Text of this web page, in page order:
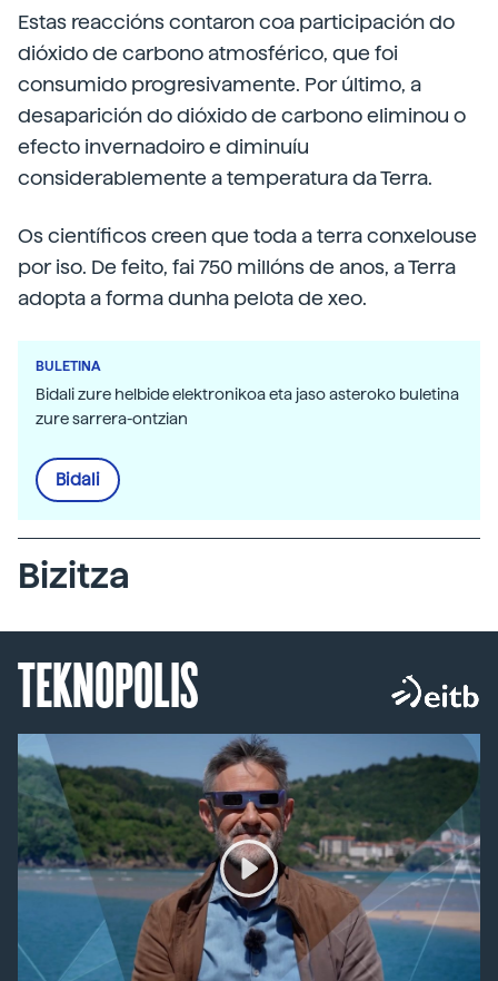
Estas reaccións contaron coa participación do
dióxido de carbono atmosférico, que foi
consumido progresivamente. Por último, a
desaparición do dióxido de carbono eliminou o
efecto invernadoiro e diminuíu
considerablemente a temperatura da Terra.
Os científicos creen que toda a terra conxelouse
por iso. De feito, fai 750 millóns de anos, a Terra
adopta a forma dunha pelota de xeo.
BULETINA
Bidali zure helbide elektronikoa eta jaso asteroko buletina
zure sarrera-ontzian
Bidali
Bizitza
TEKNOPOLIS